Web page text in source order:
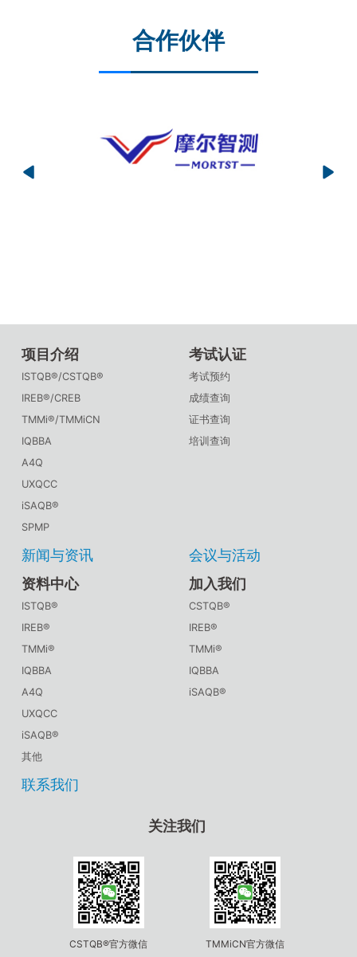
合作伙伴
项目介绍
ISTQB®/CSTQB®
IREB®/CREB
TMMi®/TMMiCN
IQBBA
A4Q
UXQCC
iSAQB®
SPMP
考试认证
考试预约
成绩查询
证书查询
培训查询
新闻与资讯
会议与活动
资料中心
ISTQB®
IREB®
TMMi®
IQBBA
A4Q
UXQCC
iSAQB®
其他
加入我们
CSTQB®
IREB®
TMMi®
IQBBA
iSAQB®
联系我们
关注我们
CSTQB®官方微信 TMMiCN官方微信